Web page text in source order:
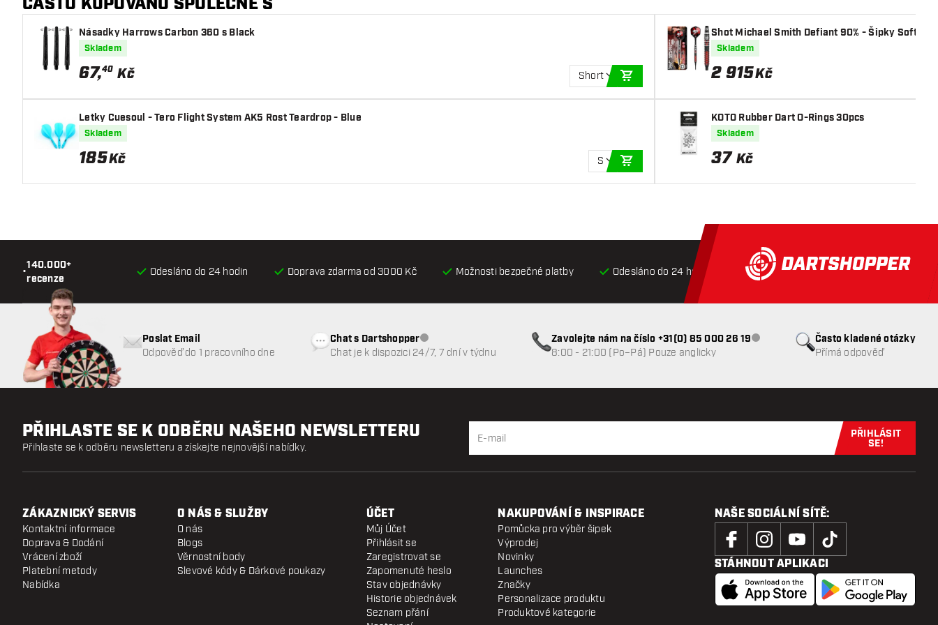
Násadky Harrows Carbon 360 s Black
Skladem
67,40 Kč Short
Letky Cuesoul - Tero Flight System AK5 Rost Teardrop - Blue
Skladem
185Kč S
Shot Michael Smith Defiant 90% - Šipky Soft
Skladem
2 915Kč
KOTO Rubber Dart O-Rings 30pcs
Skladem
37 Kč
•
140.000+
recenze
Odesláno do 24 hodin Doprava zdarma od 3000 Kč Možnosti bezpečné platby Odesláno do 24 hodin Doprava zdarma od 3000 Kč
Často kladené otázky
Přímá odpověď
Poslat Email
Odpověď do 1 pracovního dne
Chat s DartshopperZákaznický servis nedostupný
Chat je k dispozici 24/7, 7 dní v týdnu
Zavolejte nám na číslo +31(0) 85 000 26 19Zákaznický servis nedostupný
8:00 - 21:00 (Po–Pá) Pouze anglicky
PŘIHLASTE SE K ODBĚRU NAŠEHO NEWSLETTERU
Přihlaste se k odběru newsletteru a získejte nejnovější nabídky.
Přihlaste se
PŘIHLÁSIT
SE!
ZÁKAZNICKÝ SERVIS
Kontaktní informace
Doprava & Dodání
Vrácení zboží
Platební metody
Nabídka
O NÁS & SLUŽBY
O nás
Blogs
Věrnostní body
Slevové kódy & Dárkové poukazy
ÚČET
Můj Účet
Přihlásit se
Zaregistrovat se
Zapomenuté heslo
Stav objednávky
Historie objednávek
Seznam přání
NAKUPOVÁNÍ & INSPIRACE
Pomůcka pro výběr šipek
Výprodej
Novinky
Launches
Značky
Personalizace produktu
Produktové kategorie
NAŠE SOCIÁLNÍ SÍTĚ:
STÁHNOUT APLIKACI